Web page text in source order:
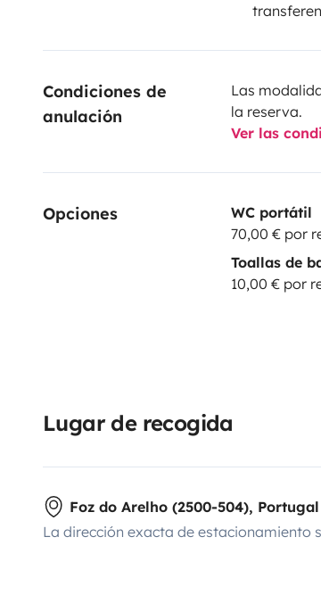
Condiciones de
anulación
Las
la reserva.
Ver las
Opciones
WC portátil
70,00 € por
Toallas de
10,00 € por
Lugar de recogida
Foz do Arelho (2500-504), Portugal
La dirección exacta de estacionamiento